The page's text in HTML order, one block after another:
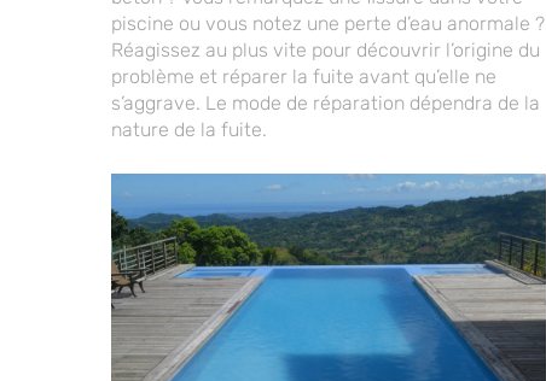
piscine ou vous notez une perte d’eau anormale ?
Réagissez au plus vite pour découvrir l’origine du
problème et réparer la fuite avant qu’elle ne
s’aggrave. Le mode de réparation dépendra de la
nature de la fuite.